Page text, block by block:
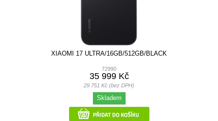
XIAOMI 17 ULTRA/16GB/512GB/BLACK
72990
35 999 Kč
29 751 Kč (bez DPH)
Skladem